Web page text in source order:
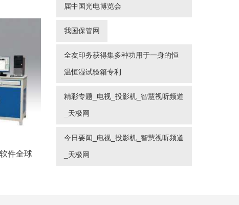
件全球
届中国光电博览会
我国保管网
全友印务获得集多种功用于一身的恒
温恒湿试验箱专利
精彩专题_电视_投影机_智慧视听频道
_天极网
今日要闻_电视_投影机_智慧视听频道
_天极网